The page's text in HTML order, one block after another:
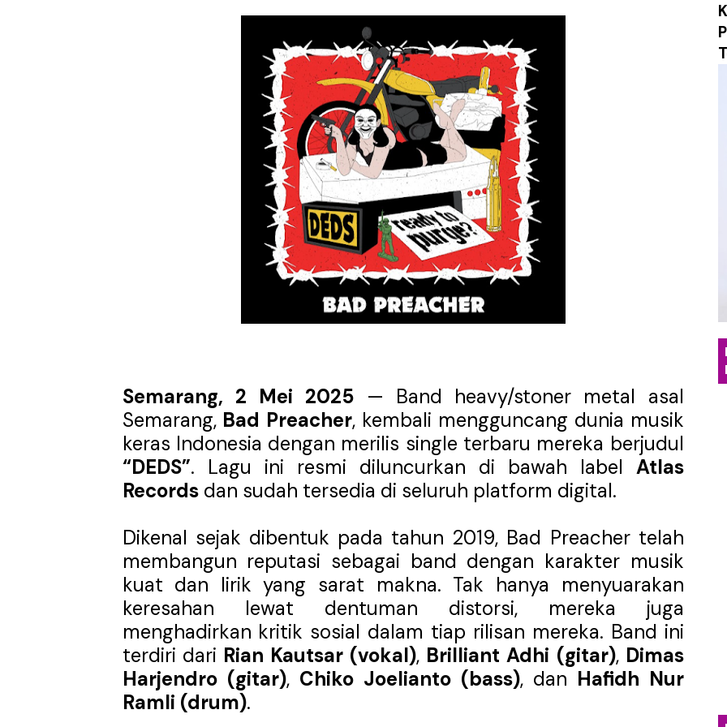
Rayakan Setahun Album Pesta Rock N Roll, Ruzan & Vita Tutup Satu Babak
6ft Drowning Lepas Debut Maxi-Single "What If? / Angst", Menyulam Duka,
Billkiss Rayakan Pertemuan yang Tepat Lewat "Beruntung", Single Pop Manis
Soerya Resmi Debut Lewat "Mungkin Di Esok Lusa", Membawa Nuansa Alternatif
Unblue.r Resmi Memulai Perjalanan Musik Lewat Single Debut "Obsession",
Bell Aditya Hadirkan Video Musik Berbasis AI untuk "Sarkasme", Refleksi
Hagia Septida Ajak Pendengar Berdamai dengan Diri Lewat Single Baru "LALU"
Ratih Putria Hadirkan Pelukan Hangat Lewat Single Baru "Melangkahlah Perlahan"
Tiga Dekade Brutalitas: Vomepotro Bangkit Kembali Lewat Album “Fall Into Decay”
DESERVE Lepaskan Amarah dan Kritik Sosial Lewat Single Baru “Everything You
Bunuhdiri Perkenalkan Dunia Distopia Lewat “Neuromechanical Shrine”,
Sindikat Sisa Semalam Rayakan Kehangatan Tradisi Lampung Lewat Single “Seruit”
Given Rayakan Rasa Kagum dan Jatuh Cinta Lewat Single Baru “Girl With
Kentara Lanjutkan Narasi Emosional Lewat Single Baru "Terurai Lenyap"
The Joo’s Sajikan Kritik Sosial dalam Balutan Biblical Surf Rock Lewat EP "Eksibisi
Semarang, 2 Mei 2025 — Band heavy/stoner metal asal
Semarang, Bad Preacher, kembali mengguncang dunia musik
keras Indonesia dengan merilis single terbaru mereka berjudul
“DEDS”. Lagu ini resmi diluncurkan di bawah label Atlas
Recordsdan sudah tersedia di seluruh platform digital.
Dikenal sejak dibentuk pada tahun 2019, Bad Preacher telah
membangun reputasi sebagai band dengan karakter musik
kuat dan lirik yang sarat makna. Tak hanya menyuarakan
keresahan lewat dentuman distorsi, mereka juga
menghadirkan kritik sosial dalam tiap rilisan mereka. Band ini
terdiri dari Rian Kautsar (vokal), Brilliant Adhi (gitar), Dimas
Harjendro (gitar), Chiko Joelianto (bass), dan Hafidh Nur
Ramli (drum).